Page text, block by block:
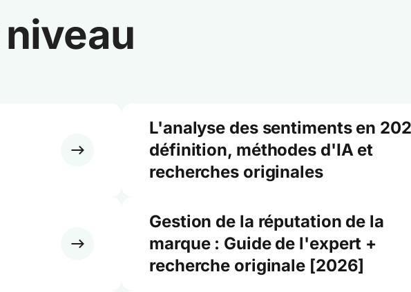
L'analyse des sentiments en
définition, méthodes d'IA et
recherches originales
Gestion de la réputation de la
marque : Guide de l'expert +
recherche originale [2026]